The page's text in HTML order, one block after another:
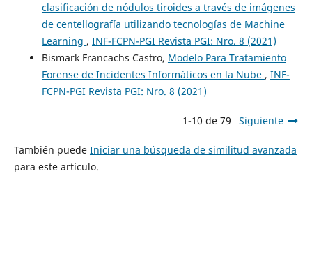
clasificación de nódulos tiroides a través de imágenes
de centellografía utilizando tecnologías de Machine
Learning , INF-FCPN-PGI Revista PGI: Nro. 8 (2021)
Bismark Francachs Castro, Modelo Para Tratamiento
Forense de Incidentes Informáticos en la Nube , INF-
FCPN-PGI Revista PGI: Nro. 8 (2021)
1-10 de 79 Siguiente
También puede Iniciar una búsqueda de similitud avanzada
para este artículo.